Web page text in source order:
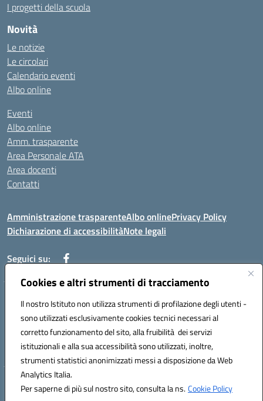
Cookies e altri strumenti di tracciamento
Il nostro Istituto non utilizza strumenti di profilazione degli utenti -
sono utilizzati esclusivamente cookies tecnici necessari al
corretto funzionamento del sito, alla fruibilità dei servizi
istituzionali e alla sua accessibilità sono utilizzati, inoltre,
strumenti statistici anonimizzati messi a disposizione da Web
Analytics Italia.
Per saperne di più sul nostro sito, consulta la ns.Cookie Policy
I progetti della scuola
Novità
Le notizie
Le circolari
Calendario eventi
Albo online
Eventi
Albo online
Amm. trasparente
Area Personale ATA
Area docenti
Contatti
Amministrazione trasparenteAlbo onlinePrivacy Policy
Dichiarazione di accessibilitàNote legali
Seguici su:
Indirizzo: VIA BRECCIAME, 46 - 81024 MADDALONI (CE)
Mail: CEIC8AU001@istruzione.it - Pec: CEIC8AU001@pec.istruzione.it -
Telefono: 0823408721
Meccanografico: CEIC8AU001
Codice fiscale: 93086080616
Hosting & Powered by 3D Solution S.r.l.
Concept & Design by Designers Italia